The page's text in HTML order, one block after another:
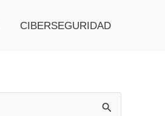
CIBERSEGURIDAD